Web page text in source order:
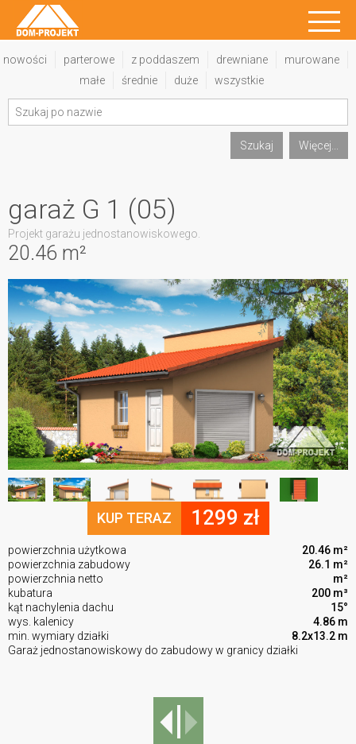
nowości parterowe z poddaszem drewniane
murowane
małe
średnie duże wszystkie
Szukaj Więcej...
20.46 m²
garaż G 1 (05)
Projekt garażu jednostanowiskowego.
KUP TERAZ 1299 zł
powierzchnia użytkowa
20.46 m²
powierzchnia zabudowy
26.1 m²
powierzchnia netto
m²
kubatura
200 m³
kąt nachylenia dachu
15°
wys. kalenicy
4.86 m
min. wymiary działki
8.2x13.2 m
Garaż jednostanowiskowy do zabudowy w granicy działki